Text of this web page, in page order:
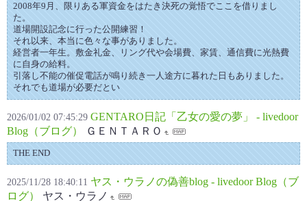
2008年9月、限りある軍資金をはたき決死の覚悟でここを借りまし
た。
道場開設記念に行った公開練習！
それ以来、本当に色々な事がありました。
経営者一年生。敷金礼金、リング代や会場費、家賃、通信費に光熱費
に自身の給料。
引落し不能の催促電話が鳴り続き一人途方に暮れた日もありました。
それでも道場が必要だとい
2026/01/02 07:45:29 GENTARO日記「乙女の愛の夢」 - livedoor
Blog（ブログ）
ＧＥＮＴＡＲＯ
THE END
2025/11/28 18:40:11 ヤス・ウラノの偽善blog - livedoor Blog（ブ
ログ）
ヤス・ウラノ